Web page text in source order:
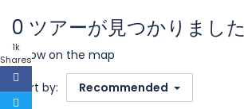
1k
Shares
0 ツアーが見つかりました
Show on the map
Sort by: Recommended